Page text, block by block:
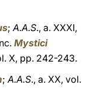
;A.A.S., a. XXXI,
Mystici
X, pp. 242-243.
;A.A.S., a. XX, vol.